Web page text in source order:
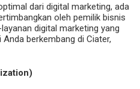
dari digital marketing, ada
oleh pemilik bisnis
digital marketing yang
berkembang di Ciater,